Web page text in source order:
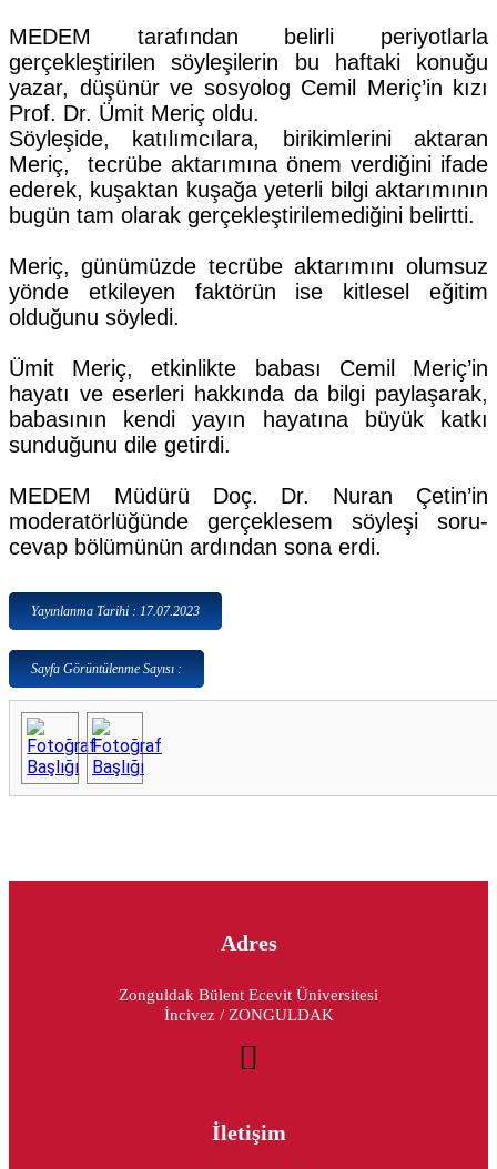
MEDEM tarafından belirli periyotlarla
gerçekleştirilen söyleşilerin bu haftaki konuğu
yazar, düşünür ve sosyolog Cemil Meriç’in kızı
Prof. Dr. Ümit Meriç oldu.
Söyleşide, katılımcılara, birikimlerini aktaran
Meriç, tecrübe aktarımına önem verdiğini ifade
ederek, kuşaktan kuşağa yeterli bilgi aktarımının
bugün tam olarak gerçekleştirilemediğini belirtti.
Meriç, günümüzde tecrübe aktarımını olumsuz
yönde etkileyen faktörün ise kitlesel eğitim
olduğunu söyledi.
Ümit Meriç, etkinlikte babası Cemil Meriç’in
hayatı ve eserleri hakkında da bilgi paylaşarak,
babasının kendi yayın hayatına büyük katkı
sunduğunu dile getirdi.
MEDEM Müdürü Doç. Dr. Nuran Çetin’in
moderatörlüğünde gerçeklesem söyleşi soru-
cevap bölümünün ardından sona erdi.
Yayınlanma Tarihi : 17.07.2023
Sayfa Görüntülenme Sayısı :
Adres
Zonguldak Bülent Ecevit Üniversitesi
İncivez / ZONGULDAK
İletişim